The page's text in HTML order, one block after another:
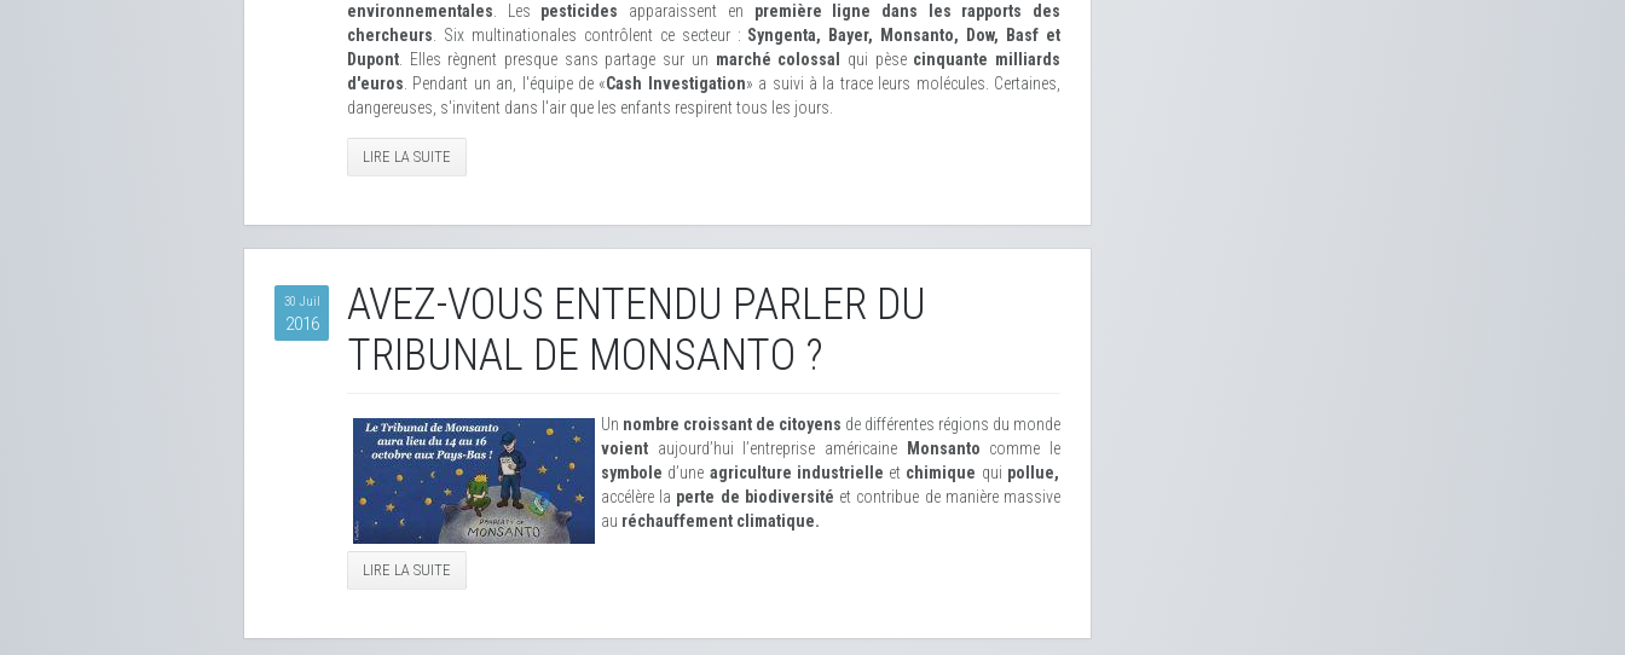
environnementales . Les pesticides apparaissent en première ligne dans les rapports des
chercheurs . Six multinationales contrôlent ce secteur : Syngenta, Bayer, Monsanto, Dow, Basf et
Dupont . Elles règnent presque sans partage sur un marché colossal qui pèse cinquante milliards
d'euros . Pendant un an, l'équipe de «Cash Investigation» a suivi à la trace leurs molécules. Certaines,
dangereuses, s'invitent dans l'air que les enfants respirent tous les jours.
LIRE LA SUITE
30 Juil
2016
AVEZ-VOUS ENTENDU PARLER DU
TRIBUNAL DE MONSANTO ?
Un nombre croissant de citoyens de différentes régions du monde
voient aujourd’hui l’entreprise américaine Monsanto comme le
symbole d’une agriculture industrielle et chimique qui pollue,
accélère la perte de biodiversité et contribue de manière massive
au réchauffement climatique.
LIRE LA SUITE